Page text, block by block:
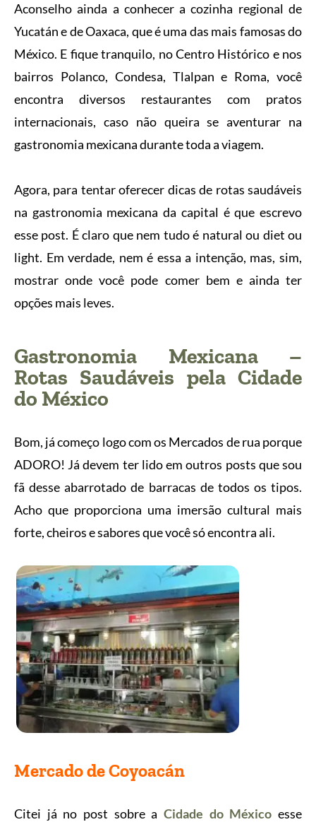
Aconselho ainda a conhecer a cozinha regional de
Yucatán e de Oaxaca, que é uma das mais famosas do
México. E fique tranquilo, no Centro Histórico e nos
bairros Polanco, Condesa, Tlalpan e Roma, você
encontra diversos restaurantes com pratos
internacionais, caso não queira se aventurar na
gastronomia mexicana durante toda a viagem.
Agora, para tentar oferecer dicas de rotas saudáveis
na gastronomia mexicana da capital é que escrevo
esse post. É claro que nem tudo é natural ou diet ou
light. Em verdade, nem é essa a intenção, mas, sim,
mostrar onde você pode comer bem e ainda ter
opções mais leves.
Gastronomia Mexicana –
Rotas Saudáveis pela Cidade
do México
Bom, já começo logo com os Mercados de rua porque
ADORO! Já devem ter lido em outros posts que sou
fã desse abarrotado de barracas de todos os tipos.
Acho que proporciona uma imersão cultural mais
forte, cheiros e sabores que você só encontra ali.
Mercado de Coyoacán
Citei já no post sobre a Cidade do México esse